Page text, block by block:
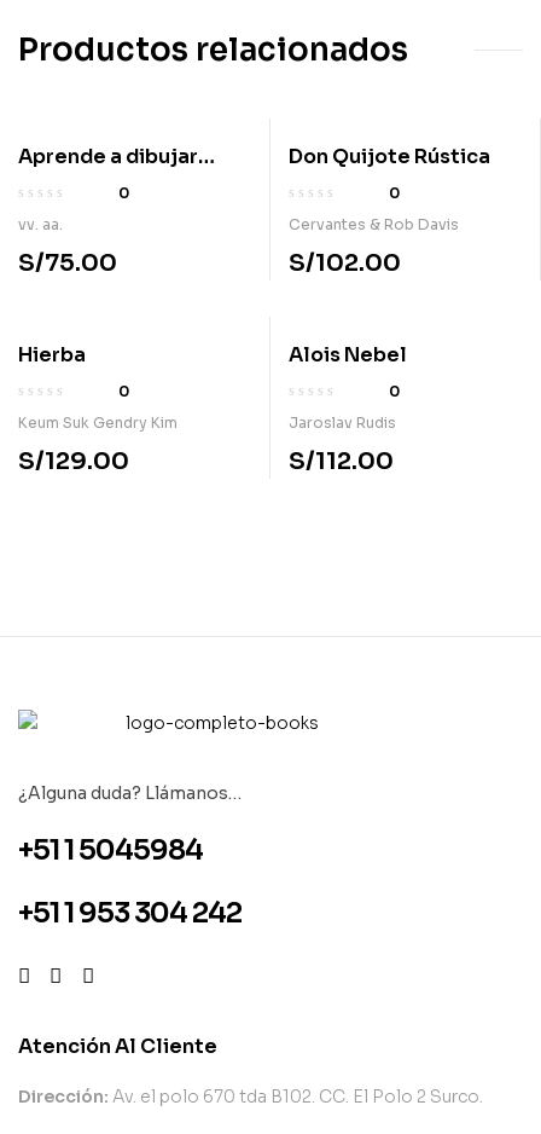
Productos relacionados
Aprende a dibujar
cómic Vol. 0
0
vv. aa.
S/75.00
Don Quijote Rústica
0
Cervantes & Rob Davis
S/102.00
Hierba
0
Keum Suk Gendry Kim
S/129.00
Alois Nebel
0
Jaroslav Rudis
S/112.00
¿Alguna duda? Llámanos…
+51 1 5045984
+51 1 953 304 242
Atención Al Cliente
Dirección: Av. el polo 670 tda B102. CC. El Polo 2 Surco.